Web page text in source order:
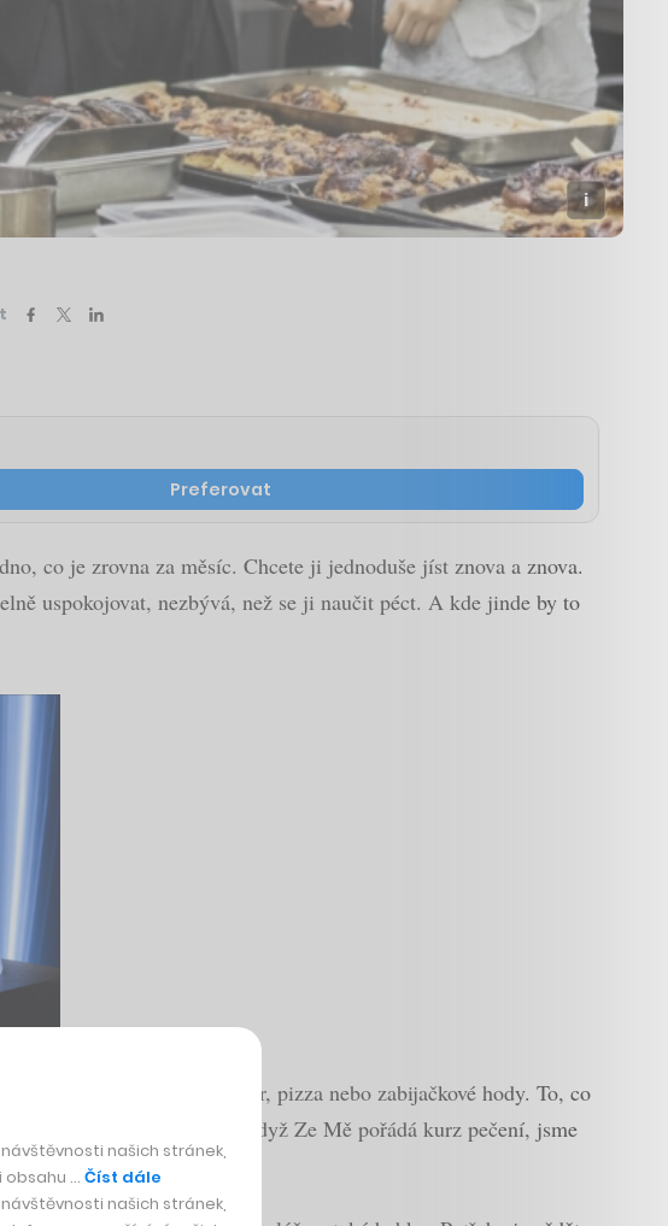
Preferovat
co je zrovna za měsíc. Chcete ji jednoduše jíst znova a znova.
uspokojovat, nezbývá, než se ji naučit péct. A kde jinde by to
chleba s máslem, burger, pizza nebo zabijačkové hody. To, co
sladkého pečiva. A tak když Ze Mě pořádá kurz pečení, jsme
našich stránek,
obsahu … Číst dále
našich stránek,